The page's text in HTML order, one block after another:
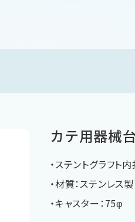
カテ用器械
・ステントグラフト
・材質：ステンレ
・キャスター：75φ